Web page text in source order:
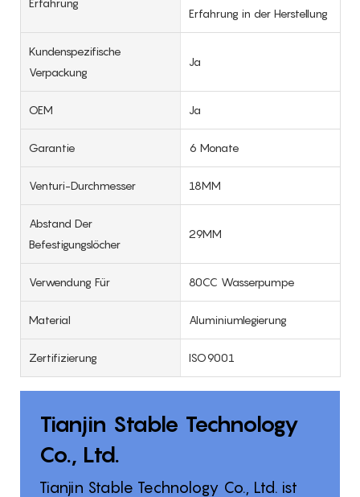
Erfahrung in der Herstellung
Kundenspezifische
Verpackung
Ja
OEM Ja
Garantie 6 Monate
Venturi-Durchmesser 18MM
Abstand Der
Befestigungslöcher
29MM
Verwendung Für 80CC Wasserpumpe
Material Aluminiumlegierung
Zertifizierung ISO9001
Tianjin Stable Technology
Co., Ltd.
Tianjin Stable Technology Co., Ltd. ist